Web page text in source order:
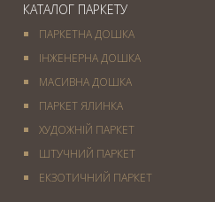
КАТАЛОГ ПАРКЕТУ
ПАРКЕТНА ДОШКА
ІНЖЕНЕРНА ДОШКА
МАСИВНА ДОШКА
ПАРКЕТ ЯЛИНКА
ХУДОЖНІЙ ПАРКЕТ
ШТУЧНИЙ ПАРКЕТ
ЕКЗОТИЧНИЙ ПАРКЕТ